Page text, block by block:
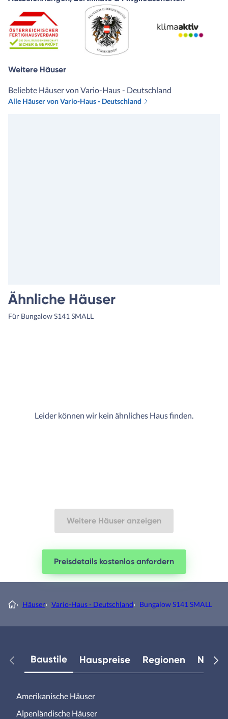
Weitere Häuser
Beliebte Häuser von Vario-Haus - Deutschland
Alle Häuser von Vario-Haus - Deutschland
Ähnliche Häuser
Für Bungalow S141 SMALL
Leider können wir kein ähnliches Haus finden.
Weitere Häuser anzeigen
Preisdetails kostenlos anfordern
› Häuser› Vario-Haus - Deutschland› Bungalow S141 SMALL
Baustile Hauspreise Regionen
Amerikanische Häuser
Alpenländische Häuser